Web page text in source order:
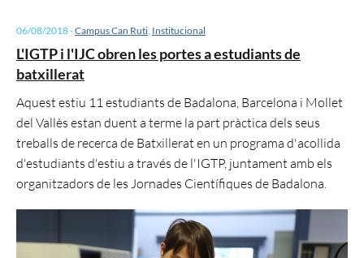
06/08/2018-Campus Can Ruti, Institucional
L'IGTP i l'IJC obren les portes a estudiants de
batxillerat
Aquest estiu 11 estudiants de Badalona, Barcelona i Mollet
del Vallès estan duent a terme la part pràctica dels seus
treballs de recerca de Batxillerat en un programa d'acollida
d'estudiants d'estiu a través de l'IGTP, juntament amb els
organitzadors de les Jornades Científiques de Badalona.